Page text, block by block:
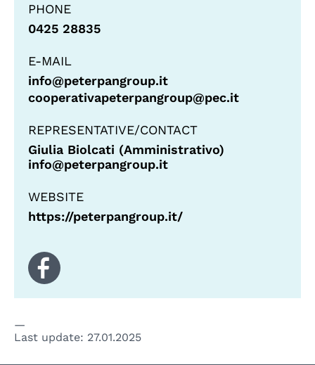
PHONE
0425 28835
E-MAIL
info@peterpangroup.it
cooperativapeterpangroup@pec.it
REPRESENTATIVE/CONTACT
Giulia Biolcati (Amministrativo)
info@peterpangroup.it
WEBSITE
https://peterpangroup.it/
Last update: 27.01.2025